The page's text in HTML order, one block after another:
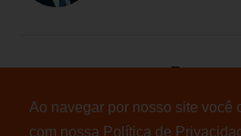
Ao navegar por nosso site você
com nossa Política de
Enquete